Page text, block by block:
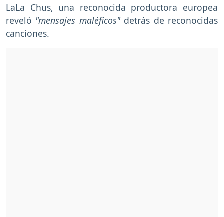
LaLa Chus, una reconocida productora europea
reveló "mensajes maléficos"detrás de reconocidas
canciones.